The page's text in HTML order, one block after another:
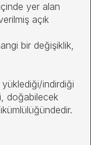
yer alan
açık
bir değişiklik,
yüklediği/indirdiği
doğabilecek